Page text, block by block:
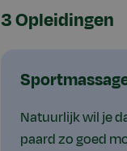
3 Opleidingen
Natuurlijk wil je
paard zo goed